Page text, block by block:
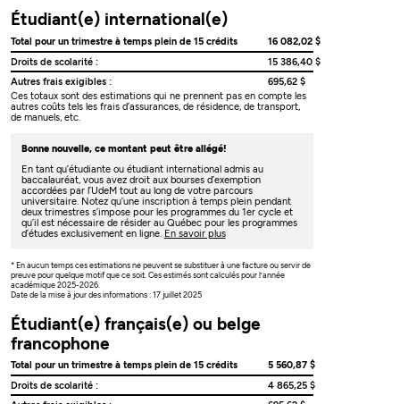
Étudiant(e) international(e)
Total pour un trimestre à temps plein de 15 crédits
16 082,02 $
Droits de scolarité :
15 386,40 $
Autres frais exigibles :
695,62 $
Ces totaux sont des estimations qui ne prennent pas en compte les
autres coûts tels les frais d’assurances, de résidence, de transport,
de manuels, etc.
Bonne nouvelle, ce montant peut être allégé!
En tant qu’étudiante ou étudiant international admis au
baccalauréat, vous avez droit aux bourses d’exemption
accordées par l’UdeM tout au long de votre parcours
universitaire. Notez qu’une inscription à temps plein pendant
deux trimestres s’impose pour les programmes du 1er cycle et
qu’il est nécessaire de résider au Québec pour les programmes
d’études exclusivement en ligne. En savoir plus
* En aucun temps ces estimations ne peuvent se substituer à une facture ou servir de
preuve pour quelque motif que ce soit. Ces estimés sont calculés pour l’année
académique 2025-2026.
Date de la mise à jour des informations : 17 juillet 2025
Étudiant(e) français(e) ou belge
francophone
Total pour un trimestre à temps plein de 15 crédits
5 560,87 $
Droits de scolarité :
4 865,25 $